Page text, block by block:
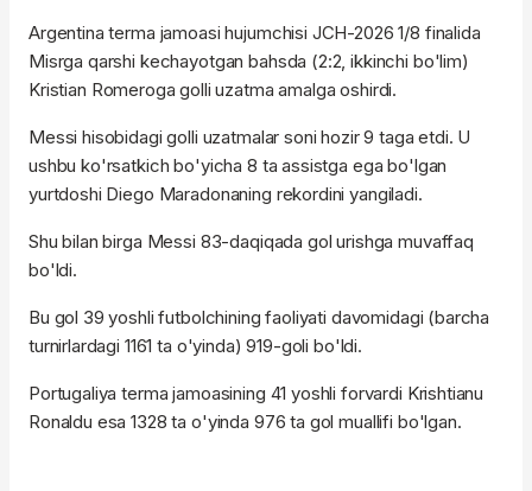
Argentina terma jamoasi hujumchisi JCH-2026 1/8 finalida
Misrga qarshi kechayotgan bahsda (2:2, ikkinchi bo'lim)
Kristian Romeroga golli uzatma amalga oshirdi.
Messi hisobidagi golli uzatmalar soni hozir 9 taga etdi. U
ushbu ko'rsatkich bo'yicha 8 ta assistga ega bo'lgan
yurtdoshi Diego Maradonaning rekordini yangiladi.
Shu bilan birga Messi 83-daqiqada gol urishga muvaffaq
bo'ldi.
Bu gol 39 yoshli futbolchining faoliyati davomidagi (barcha
turnirlardagi 1161 ta o'yinda) 919-goli bo'ldi.
Portugaliya terma jamoasining 41 yoshli forvardi Krishtianu
Ronaldu esa 1328 ta o'yinda 976 ta gol muallifi bo'lgan.